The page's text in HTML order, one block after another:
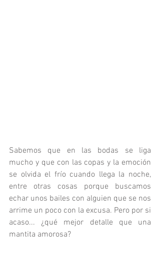
Sabemos que en las bodas se liga
mucho y que con las copas y la emoción
se olvida el frío cuando llega la noche,
entre otras cosas porque buscamos
echar unos bailes con alguien que se nos
arrime un poco con la excusa. Pero por si
acaso... ¿qué mejor detalle que una
mantita amorosa?